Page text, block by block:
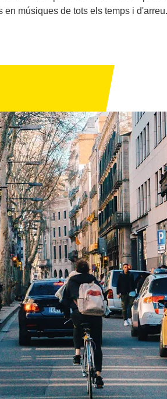
músiques de tots els temps i d'arreu.